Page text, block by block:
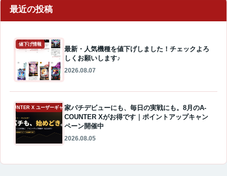
最近の投稿
値下げ情報
最新・人気機種を値下げしました！チェックよろ
しくお願いします♪
2026.08.07
A-COUNTER X ユーザーギャラリー家パチデビューにも、毎日の実戦にも。8月のA-
COUNTER Xがお得です｜ポイントアップキャン
ペーン開催中
2026.08.05